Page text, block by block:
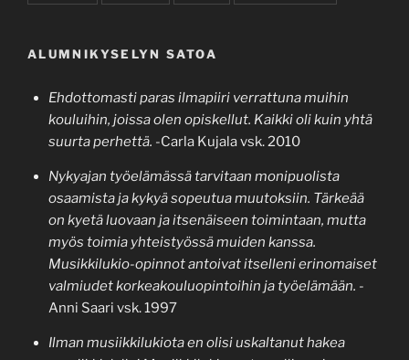
ALUMNIKYSELYN SATOA
Ehdottomasti paras ilmapiiri verrattuna muihin
kouluihin, joissa olen opiskellut. Kaikki oli kuin yhtä
suurta perhettä. -Carla Kujala vsk. 2010
Nykyajan työelämässä tarvitaan monipuolista
osaamista ja kykyä sopeutua muutoksiin. Tärkeää
on kyetä luovaan ja itsenäiseen toimintaan, mutta
myös toimia yhteistyössä muiden kanssa.
Musikkilukio-opinnot antoivat itselleni erinomaiset
valmiudet korkeakouluopintoihin ja työelämään. -
Anni Saari vsk. 1997
Ilman musiikkilukiota en olisi uskaltanut hakea